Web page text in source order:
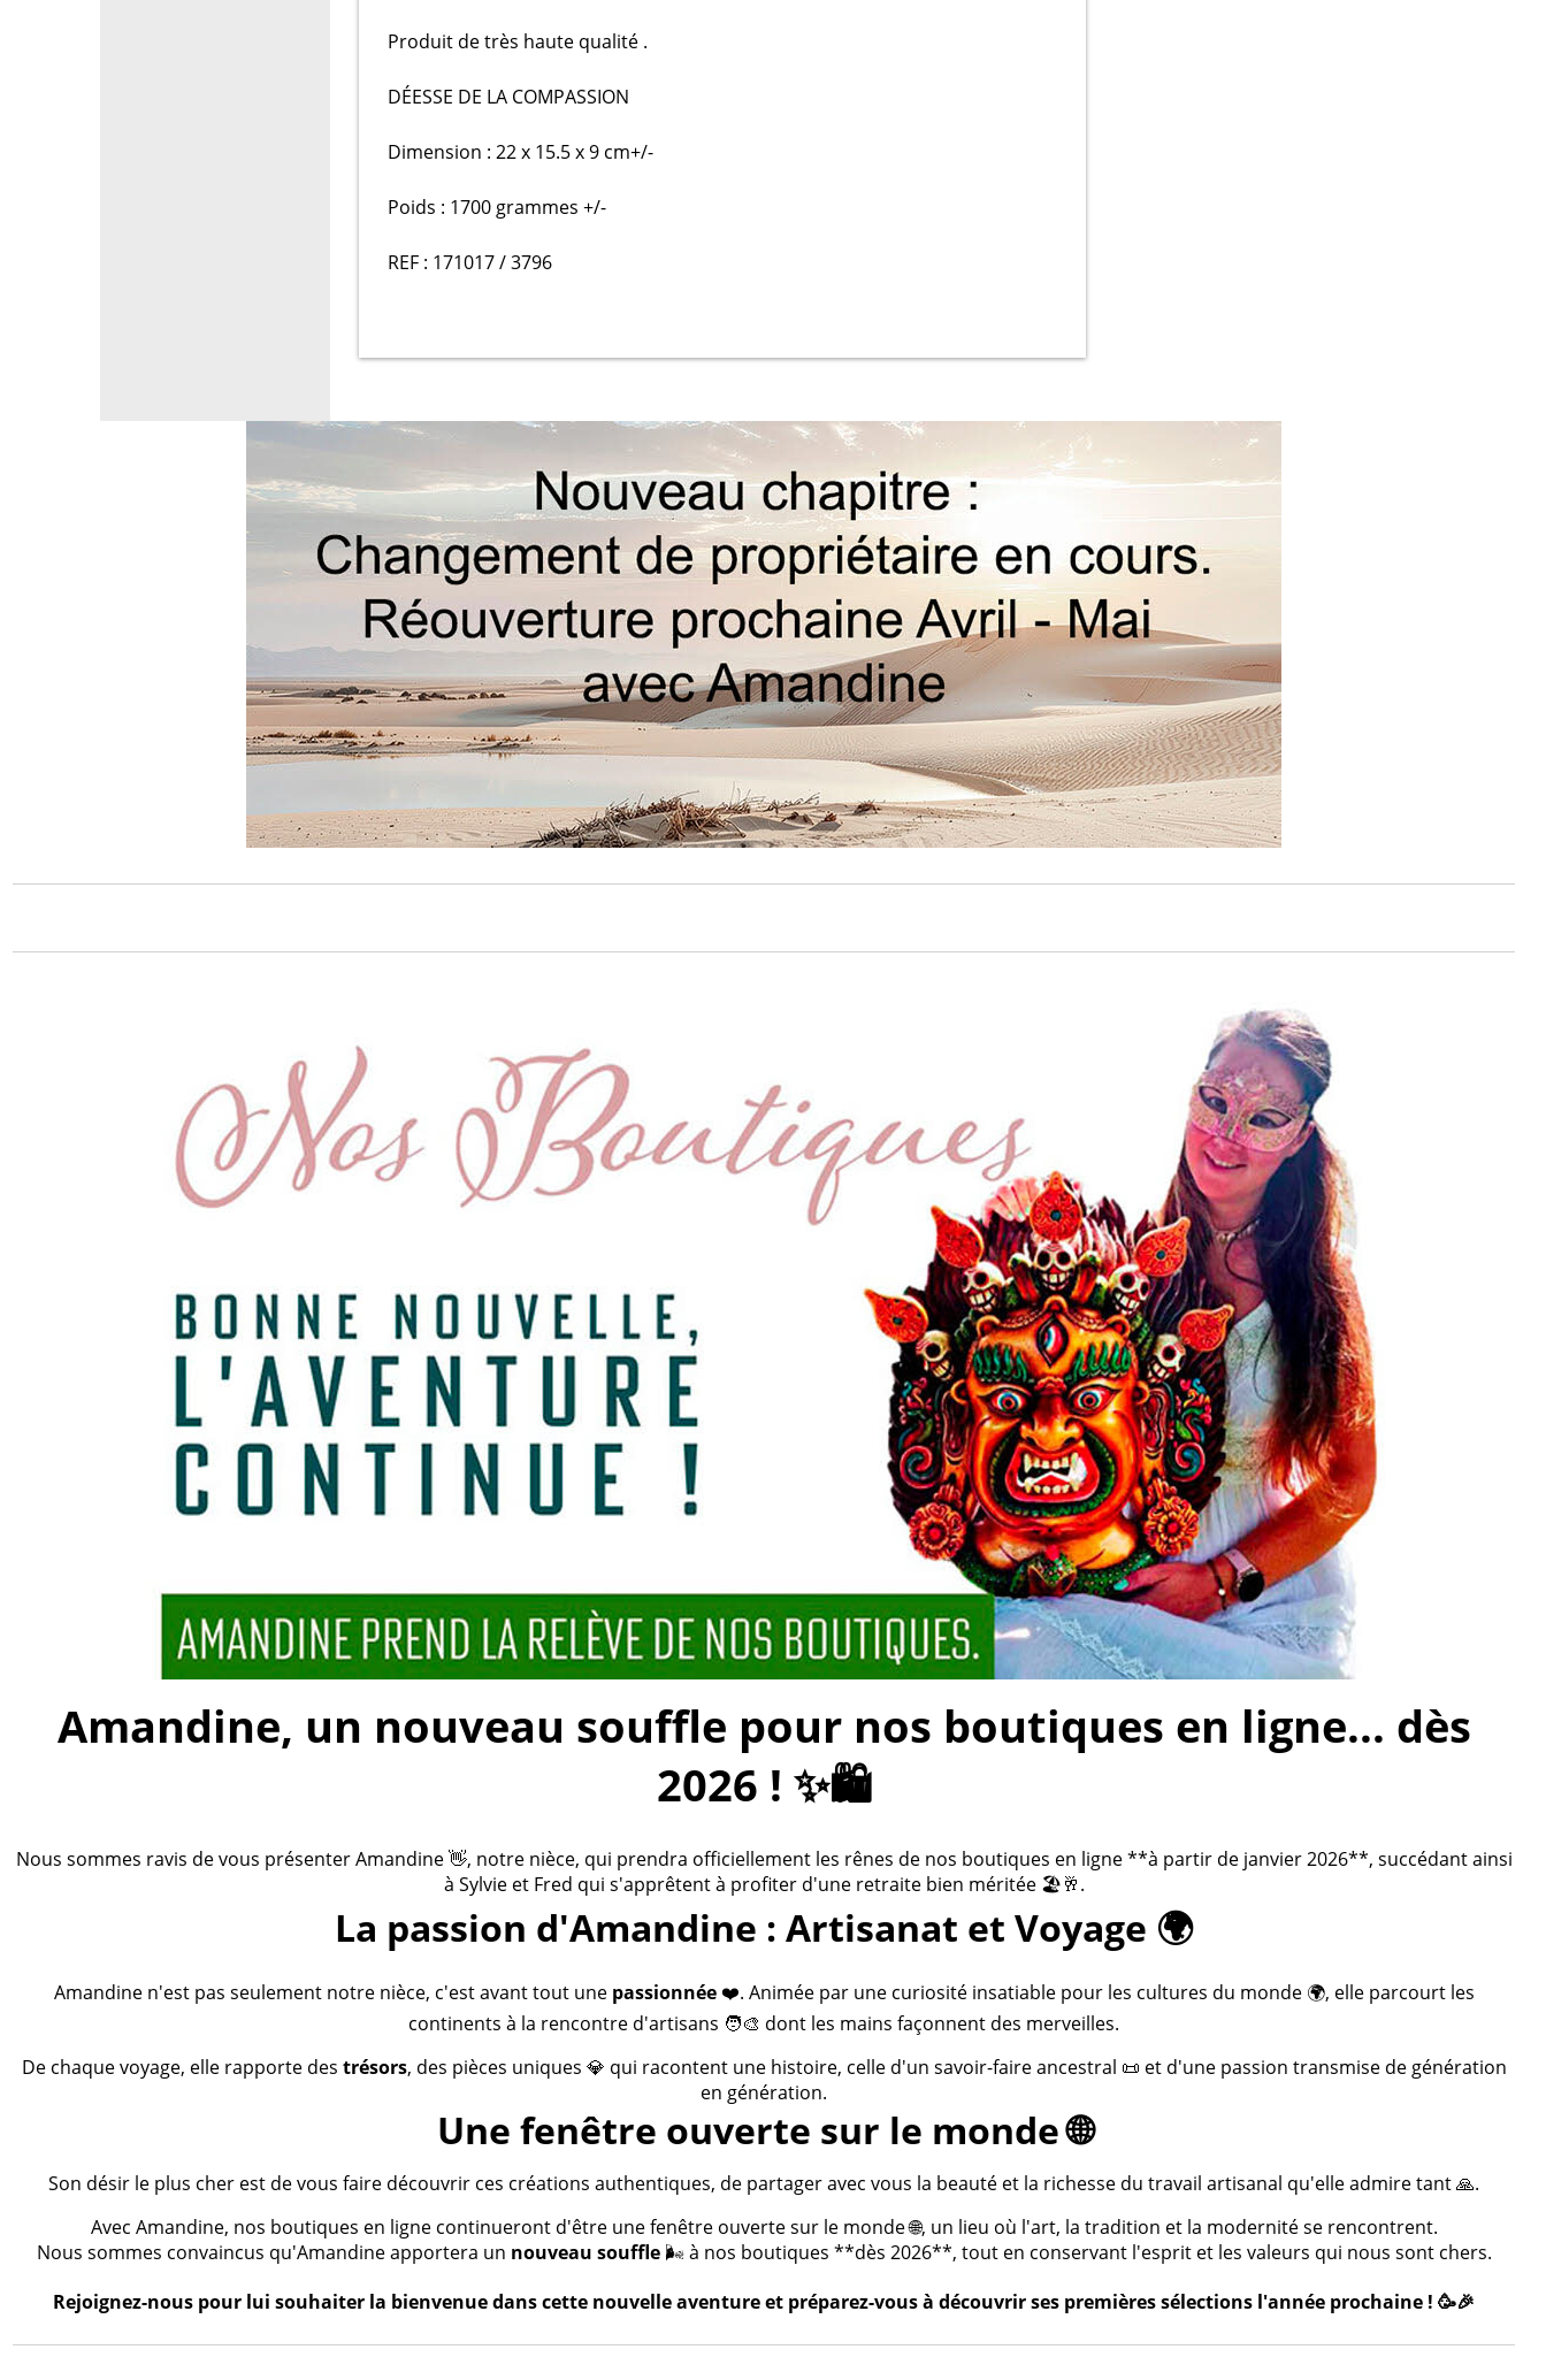
Produit de très haute qualité .
DÉESSE DE LA COMPASSION
Dimension : 22 x 15.5 x 9 cm+/-
Poids : 1700 grammes +/-
REF : 171017 / 3796
Amandine, un nouveau souffle pour nos boutiques en ligne... dès
2026 ! ✨🛍️
Nous sommes ravis de vous présenter Amandine 👋, notre nièce, qui prendra officiellement les rênes de nos boutiques en ligne **à partir de janvier 2026**, succédant ainsi
à Sylvie et Fred qui s'apprêtent à profiter d'une retraite bien méritée 🏖️🥂.
La passion d'Amandine : Artisanat et Voyage 🌍
Amandine n'est pas seulement notre nièce, c'est avant tout une passionnée❤️. Animée par une curiosité insatiable pour les cultures du monde 🌍, elle parcourt les
continents à la rencontre d'artisans 🧑‍🎨 dont les mains façonnent des merveilles.
De chaque voyage, elle rapporte des trésors, des pièces uniques 💎 qui racontent une histoire, celle d'un savoir-faire ancestral 📜 et d'une passion transmise de génération
en génération.
Une fenêtre ouverte sur le monde 🌐
Son désir le plus cher est de vous faire découvrir ces créations authentiques, de partager avec vous la beauté et la richesse du travail artisanal qu'elle admire tant 🙏.
Avec Amandine, nos boutiques en ligne continueront d'être une fenêtre ouverte sur le monde 🌐, un lieu où l'art, la tradition et la modernité se rencontrent.
Nous sommes convaincus qu'Amandine apportera un nouveau souffle🌬️ à nos boutiques **dès 2026**, tout en conservant l'esprit et les valeurs qui nous sont chers.
Rejoignez-nous pour lui souhaiter la bienvenue dans cette nouvelle aventure et préparez-vous à découvrir ses premières sélections l'année prochaine ! 🥳🎉